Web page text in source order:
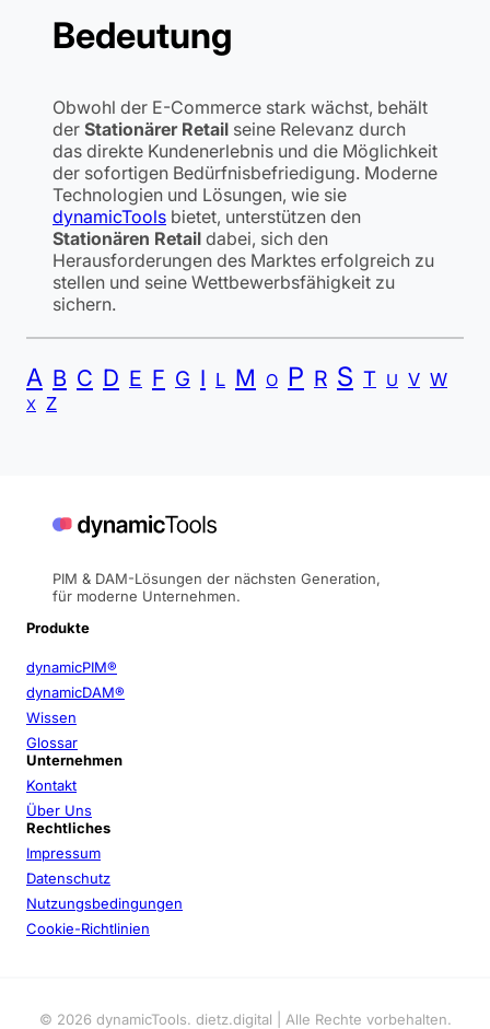
Bedeutung
Obwohl der E-Commerce stark wächst, behält
der Stationärer Retail seine Relevanz durch
das direkte Kundenerlebnis und die Möglichkeit
der sofortigen Bedürfnisbefriedigung. Moderne
Technologien und Lösungen, wie sie
dynamicTools bietet, unterstützen den
Stationären Retail dabei, sich den
Herausforderungen des Marktes erfolgreich zu
stellen und seine Wettbewerbsfähigkeit zu
sichern.
A B C D E F G I L M O P R S T U V W
X Z
PIM & DAM-Lösungen der nächsten Generation,
für moderne Unternehmen.
Produkte
dynamicPIM®
dynamicDAM®
Wissen
Glossar
Unternehmen
Kontakt
Über Uns
Rechtliches
Impressum
Datenschutz
Nutzungsbedingungen
Cookie-Richtlinien
© 2026 dynamicTools. dietz.digital | Alle Rechte vorbehalten.